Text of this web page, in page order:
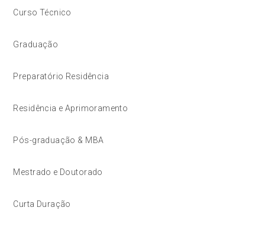
Curso Técnico
Graduação
Preparatório Residência
Residência e Aprimoramento
Pós-graduação & MBA
Mestrado e Doutorado
Curta Duração